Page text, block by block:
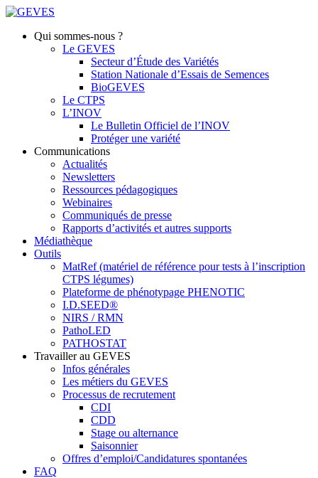
Qui sommes-nous ?
Le GEVES
Secteur d’Étude des Variétés
Station Nationale d’Essais de Semences
BioGEVES
Le CTPS
L’INOV
Le Bulletin Officiel de l’INOV
Protéger une variété
Communications
Actualités
Newsletters
Ressources pédagogiques
Webinaires
Communiqués de presse
Rapports d’activités et autres supports
Médiathèque
Outils
MatRef (matériel de référence pour tests à l’inscription
CTPS légumes)
Plateforme de phénotypage PHENOTIC
I.D.SEED®
NIRS / RMN
PathoLED
PATHOSTAT
Travailler au GEVES
Infos générales
Les métiers du GEVES
Processus de recrutement
CDI
CDD
Stage ou alternance
Saisonnier
Offres d’emploi/Candidatures spontanées
FAQ